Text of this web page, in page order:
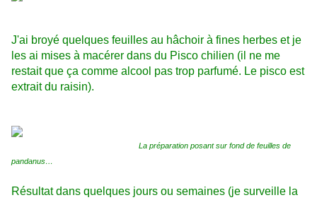
J'ai broyé quelques feuilles au hâchoir à fines herbes et je
les ai mises à macérer dans du Pisco chilien (il ne me
restait que ça comme alcool pas trop parfumé. Le pisco est
extrait du raisin).
La préparation posant sur fond de feuilles de
pandanus…
Résultat dans quelques jours ou semaines (je surveille la